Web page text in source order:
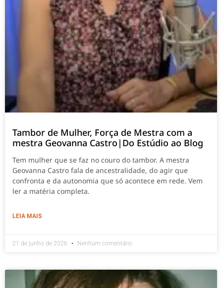
Tambor de Mulher, Força de Mestra com a
mestra Geovanna Castro|Do Estúdio ao Blog
Tem mulher que se faz no couro do tambor. A mestra
Geovanna Castro fala de ancestralidade, do agir que
confronta e da autonomia que só acontece em rede. Vem
ler a matéria completa.
LEIA MAIS
21 de junho de 2026 Nenhum comentário